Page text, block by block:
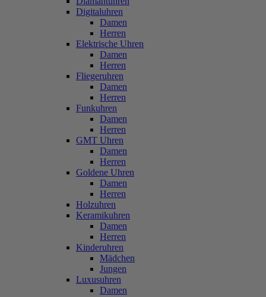
Digitaluhren
Damen
Herren
Elektrische Uhren
Damen
Herren
Fliegeruhren
Damen
Herren
Funkuhren
Damen
Herren
GMT Uhren
Damen
Herren
Goldene Uhren
Damen
Herren
Holzuhren
Keramikuhren
Damen
Herren
Kinderuhren
Mädchen
Jungen
Luxusuhren
Damen